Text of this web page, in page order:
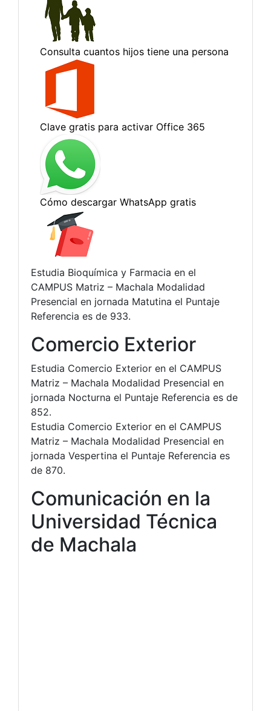
Estudia Bioquímica y Farmacia en el
CAMPUS Matriz – Machala Modalidad
Presencial en jornada Matutina el Puntaje
Referencia es de 933.
Comercio Exterior
Estudia Comercio Exterior en el CAMPUS
Matriz – Machala Modalidad Presencial en
jornada Nocturna el Puntaje Referencia es de
852.
Estudia Comercio Exterior en el CAMPUS
Matriz – Machala Modalidad Presencial en
jornada Vespertina el Puntaje Referencia es
de 870.
Comunicación en la
Universidad Técnica
de Machala